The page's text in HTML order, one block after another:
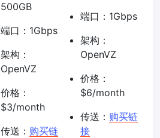
500GB
端口：1Gbps
架构：
OpenVZ
价格：
$3/month
传送： 购买链
端口：1Gbps
架构：
OpenVZ
价格：
$6/month
传送： 购买链
接